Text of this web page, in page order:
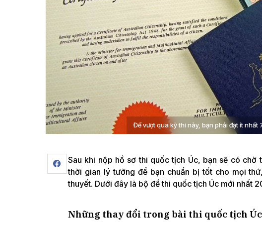
Để vượt qua kỳ thi này, bạn phải đạt ít nhất
Sau khi nộp hồ sơ thi quốc tịch Úc, bạn sẽ có
thời gian lý tưởng để bạn chuẩn bị tốt cho mọi
thuyết. Dưới đây là bộ đề thi quốc tịch Úc mới nhất
Những thay đổi trong bài thi quốc tịch Úc